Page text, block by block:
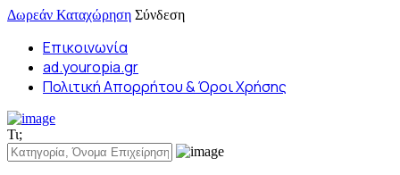
Δωρεάν Καταχώρηση Σύνδεση
Επικοινωνία
ad.youropia.gr
Πολιτική Απορρήτου & Όροι Χρήσης
Τι;